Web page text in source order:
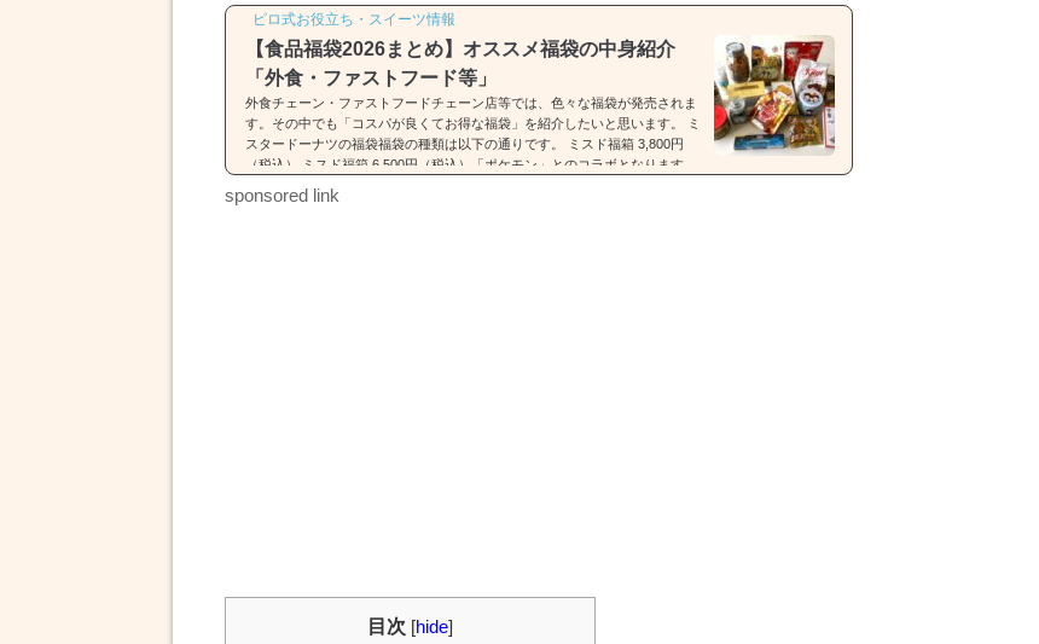
ピロ式お役立ち・スイーツ情報
【食品福袋2026まとめ】オススメ福袋の中身紹介
「外食・ファストフード等」
外食チェーン・ファストフードチェーン店等では、色々な福袋が発売されま
す。その中でも「コスパが良くてお得な福袋」を紹介したいと思います。 ミ
スタードーナツの福袋福袋の種類は以下の通りです。 ミスド福箱 3,800円
（税込） ミスド福箱 6,500円（税込）「ポケモン」とのコラボとなります。
類・中身・価格】31(サーティワン)の福袋※画像引用元：https://rocketnews2
sponsored link
目次 [hide]